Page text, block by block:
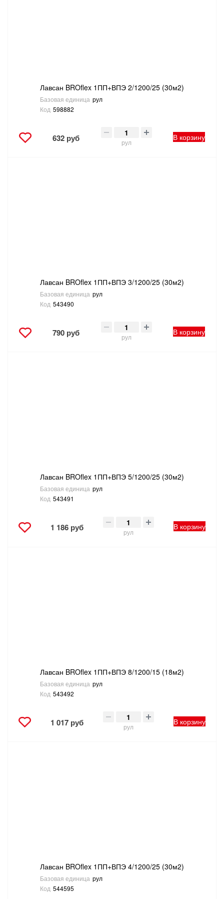
Лавсан BROflex 1ПП+ВПЭ 2/1200/25 (30м2)
Базовая единица рул
Код 598882
632 руб рул
В корзину
Лавсан BROflex 1ПП+ВПЭ 3/1200/25 (30м2)
Базовая единица рул
Код 543490
790 руб рул
В корзину
Лавсан BROflex 1ПП+ВПЭ 5/1200/25 (30м2)
Базовая единица рул
Код 543491
1 186 руб рул
В корзину
Лавсан BROflex 1ПП+ВПЭ 8/1200/15 (18м2)
Базовая единица рул
Код 543492
1 017 руб рул
В корзину
Лавсан BROflex 1ПП+ВПЭ 4/1200/25 (30м2)
Базовая единица рул
Код 544595